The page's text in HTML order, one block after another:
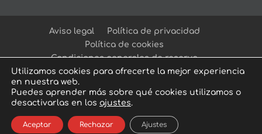
Aviso legal
Política de privacidad
Política de cookies
Condiciones generales de reserva
© Arcadia Escape Room| Escape Room en
Sevilla
Utilizamos cookies para ofrecerte la mejor experiencia
en nuestra web.
Puedes aprender más sobre qué cookies utilizamos o
desactivarlas en los ajustes.
Aceptar Rechazar Ajustes